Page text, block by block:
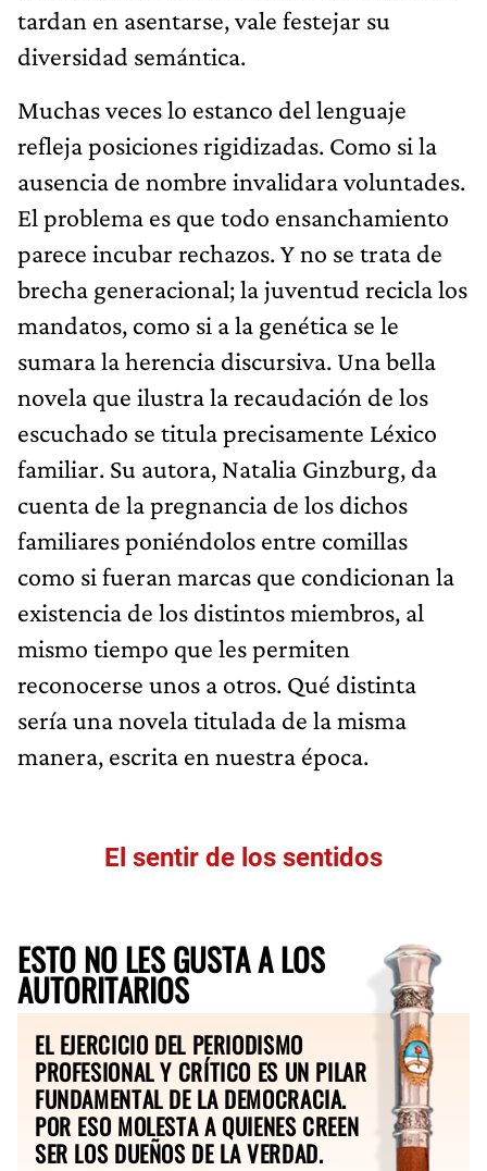
tardan en asentarse, vale festejar su
diversidad semántica.
Muchas veces lo estanco del lenguaje
refleja posiciones rigidizadas. Como si la
ausencia de nombre invalidara voluntades.
El problema es que todo ensanchamiento
parece incubar rechazos. Y no se trata de
brecha generacional; la juventud recicla los
mandatos, como si a la genética se le
sumara la herencia discursiva. Una bella
novela que ilustra la recaudación de los
escuchado se titula precisamente Léxico
familiar. Su autora, Natalia Ginzburg, da
cuenta de la pregnancia de los dichos
familiares poniéndolos entre comillas
como si fueran marcas que condicionan la
existencia de los distintos miembros, al
mismo tiempo que les permiten
reconocerse unos a otros. Qué distinta
sería una novela titulada de la misma
manera, escrita en nuestra época.
El sentir de los sentidos
ESTO NO LES GUSTA A LOS
AUTORITARIOS
EL EJERCICIO DEL PERIODISMO
PROFESIONAL Y CRÍTICO ES UN PILAR
FUNDAMENTAL DE LA DEMOCRACIA.
POR ESO MOLESTA A QUIENES CREEN
SER LOS DUEÑOS DE LA VERDAD.